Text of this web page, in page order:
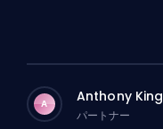
A Anthony King
パートナー